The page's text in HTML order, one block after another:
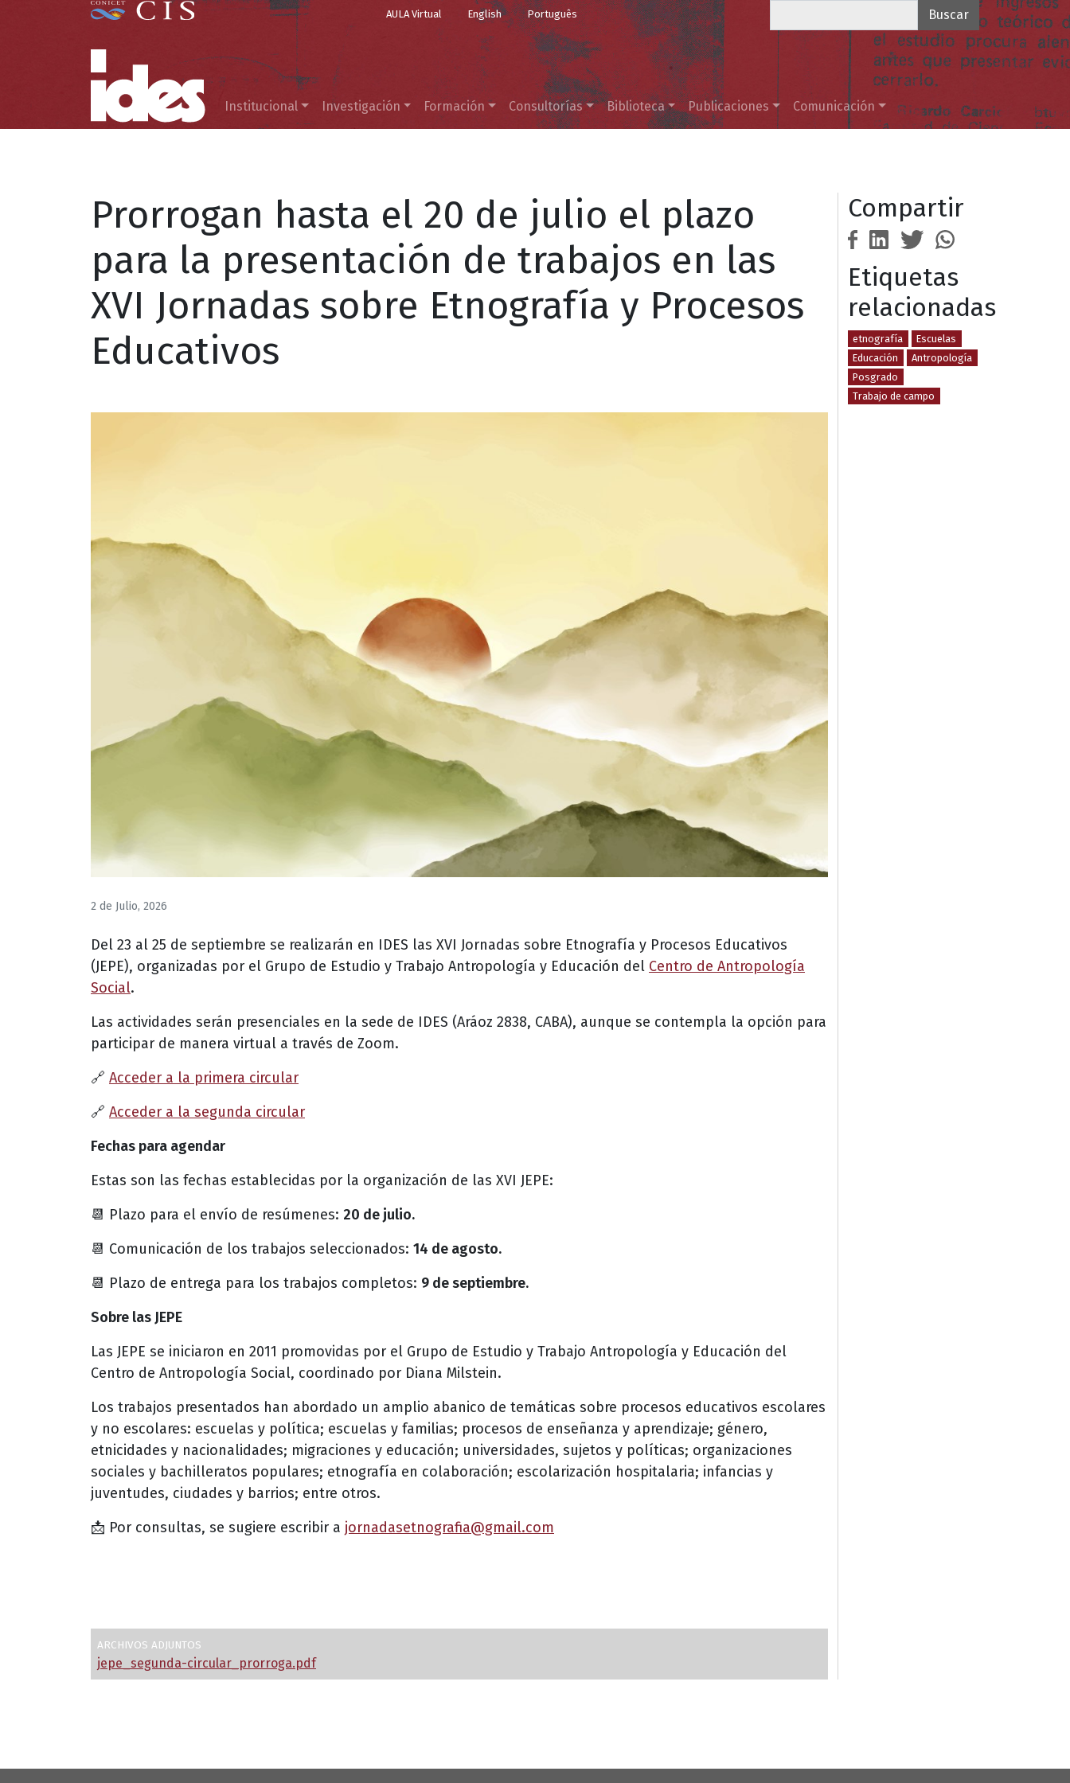
Pasar al contenido principal
Top Menu
AULA Virtual English Português
Menú principal
Institucional Investigación Formación Consultorías Biblioteca Publicaciones Comunicación
Prorrogan hasta el 20 de julio el plazo
para la presentación de trabajos en las
XVI Jornadas sobre Etnografía y Procesos
Educativos
2 de Julio, 2026
Del 23 al 25 de septiembre se realizarán en IDES las XVI Jornadas sobre Etnografía y Procesos Educativos
(JEPE), organizadas por el Grupo de Estudio y Trabajo Antropología y Educación del Centro de Antropología
Social.
Las actividades serán presenciales en la sede de IDES (Aráoz 2838, CABA), aunque se contempla la opción para
participar de manera virtual a través de Zoom.
🔗 Acceder a la primera circular
🔗 Acceder a la segunda circular
Fechas para agendar
Estas son las fechas establecidas por la organización de las XVI JEPE:
📆 Plazo para el envío de resúmenes: 20 de julio.
📆 Comunicación de los trabajos seleccionados: 14 de agosto.
📆 Plazo de entrega para los trabajos completos: 9 de septiembre.
Sobre las JEPE
Las JEPE se iniciaron en 2011 promovidas por el Grupo de Estudio y Trabajo Antropología y Educación del
Centro de Antropología Social, coordinado por Diana Milstein.
Los trabajos presentados han abordado un amplio abanico de temáticas sobre procesos educativos escolares
y no escolares: escuelas y política; escuelas y familias; procesos de enseñanza y aprendizaje; género,
etnicidades y nacionalidades; migraciones y educación; universidades, sujetos y políticas; organizaciones
sociales y bachilleratos populares; etnografía en colaboración; escolarización hospitalaria; infancias y
juventudes, ciudades y barrios; entre otros.
📩 Por consultas, se sugiere escribir a jornadasetnografia@gmail.com
ARCHIVOS ADJUNTOS
jepe_segunda-circular_prorroga.pdf
Compartir
Etiquetas
relacionadas
etnografía
Escuelas
Educación
Antropología
Posgrado
Trabajo de campo